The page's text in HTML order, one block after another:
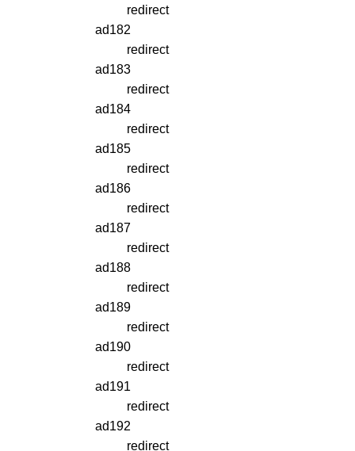
redirect
ad182
redirect
ad183
redirect
ad184
redirect
ad185
redirect
ad186
redirect
ad187
redirect
ad188
redirect
ad189
redirect
ad190
redirect
ad191
redirect
ad192
redirect